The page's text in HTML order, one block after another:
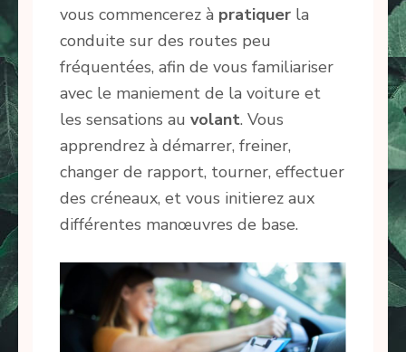
vous commencerez à pratiquer la
conduite sur des routes peu
fréquentées, afin de vous familiariser
avec le maniement de la voiture et
les sensations au volant. Vous
apprendrez à démarrer, freiner,
changer de rapport, tourner, effectuer
des créneaux, et vous initierez aux
différentes manœuvres de base.